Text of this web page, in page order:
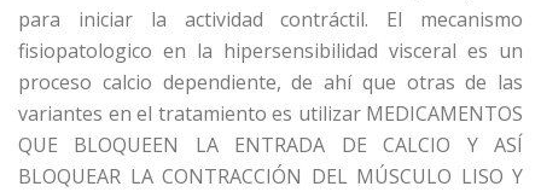
para iniciar la actividad contráctil. El mecanismo
fisiopatologico en la hipersensibilidad visceral es un
proceso calcio dependiente, de ahí que otras de las
variantes en el tratamiento es utilizar MEDICAMENTOS
QUE BLOQUEEN LA ENTRADA DE CALCIO Y ASÍ
BLOQUEAR LA CONTRACCIÓN DEL MÚSCULO LISO Y